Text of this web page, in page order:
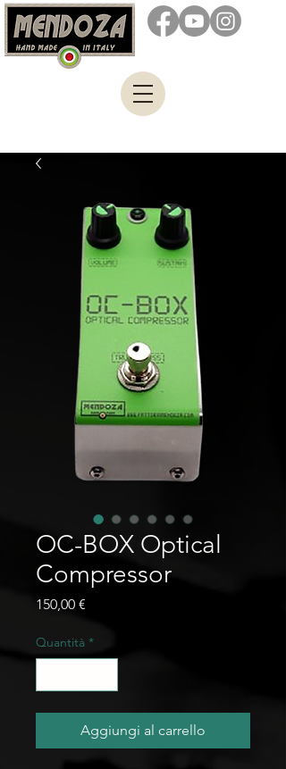
OC-BOX Optical
Compressor
150,00 €
Quantità *
Aggiungi al carrello